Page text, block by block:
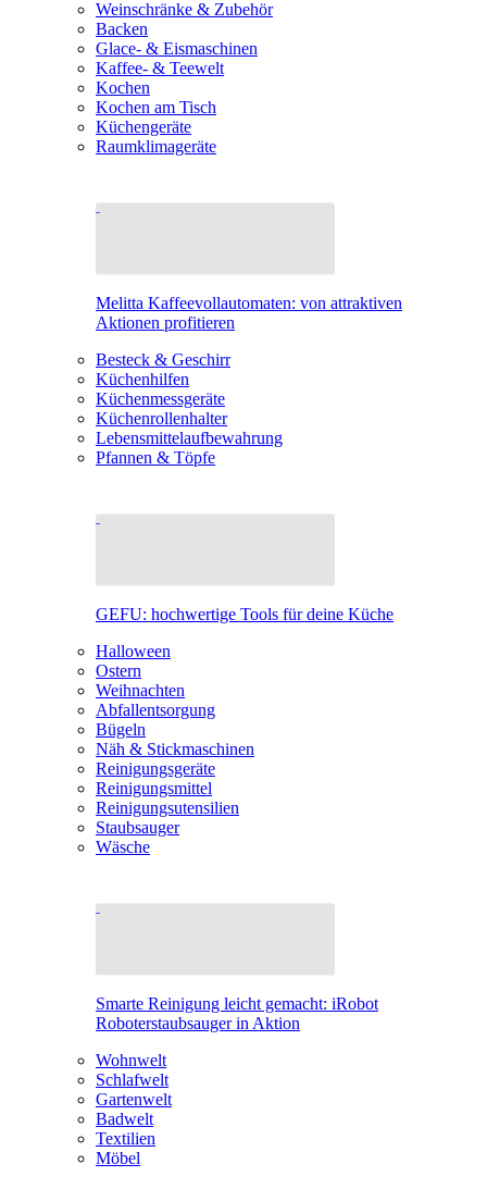
Weinschränke & Zubehör
Backen
Glace- & Eismaschinen
Kaffee- & Teewelt
Kochen
Kochen am Tisch
Küchengeräte
Raumklimageräte
Melitta Kaffeevollautomaten: von attraktiven
Aktionen profitieren
Besteck & Geschirr
Küchenhilfen
Küchenmessgeräte
Küchenrollenhalter
Lebensmittelaufbewahrung
Pfannen & Töpfe
GEFU: hochwertige Tools für deine Küche
Halloween
Ostern
Weihnachten
Abfallentsorgung
Bügeln
Näh & Stickmaschinen
Reinigungsgeräte
Reinigungsmittel
Reinigungsutensilien
Staubsauger
Wäsche
Smarte Reinigung leicht gemacht: iRobot
Roboterstaubsauger in Aktion
Wohnwelt
Schlafwelt
Gartenwelt
Badwelt
Textilien
Möbel